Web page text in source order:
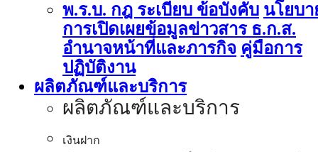
พ.ร.บ. กฎ ระเบียบ ข้อบังคับ นโยบา
การเปิดเผยข้อมูลข่าวสาร ธ.ก.ส.
อำนาจหน้าที่และภารกิจ คู่มือการ
ปฏิบัติงาน
ผลิตภัณฑ์และบริการ
ผลิตภัณฑ์และบริการ
เงินฝาก